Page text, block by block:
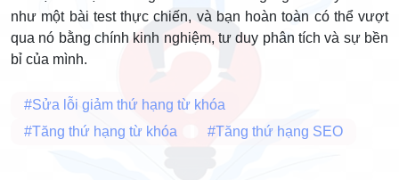
như một bài test thực chiến, và bạn hoàn toàn có thể vượt
qua nó bằng chính kinh nghiệm, tư duy phân tích và sự bền
bỉ của mình.
#Sửa lỗi giảm thứ hạng từ khóa
#Tăng thứ hạng từ khóa
#Tăng thứ hạng SEO